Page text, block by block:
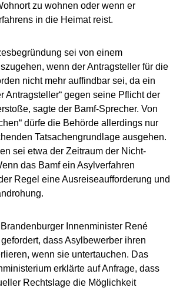
zu wohnen oder wenn er
in die Heimat reist.
sei von einem
wenn der Antragsteller für die
nicht mehr auffindbar sei, da ein
Antragsteller“ gegen seine Pflicht der
sagte der Bamf-Sprecher. Von
dürfe die Behörde allerdings nur
Tatsachengrundlage ausgehen.
sei etwa der Zeitraum der Nicht-
das Bamf ein Asylverfahren
Regel eine Ausreiseaufforderung und
Innenminister René
dass Asylbewerber ihren
wenn sie untertauchen. Das
erklärte auf Anfrage, dass
Rechtslage die Möglichkeit